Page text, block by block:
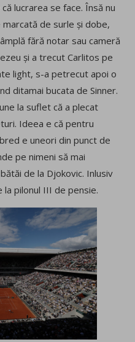
lucrarea se face. Însă nu
de surle și dobe,
fără notar sau cameră
și a trecut Carlitos pe
light, s-a petrecut apoi o
ditamai bucata de Sinner.
la suflet că a plecat
Ideea e că pentru
e uneori din punct de
pe nimeni să mai
de la Djokovic. Inlusiv
la pilonul III de pensie.